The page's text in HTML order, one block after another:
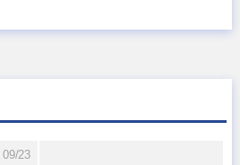
09/23